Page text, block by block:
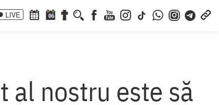
LIVE 06
al nostru este să